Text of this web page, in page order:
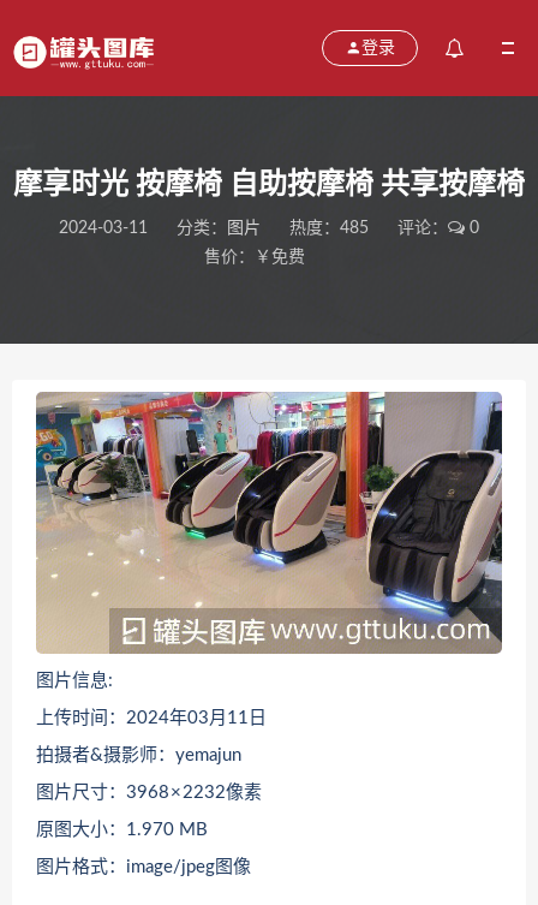
登录
摩享时光 按摩椅 自助按摩椅 共享按摩椅
2024-03-11 分类： 图片 热度：485 评论：
0
售价：￥免费
图片信息:
上传时间：2024年03月11日
拍摄者&摄影师：yemajun
图片尺寸：3968 × 2232像素
原图大小：1.970 MB
图片格式：image/jpeg图像